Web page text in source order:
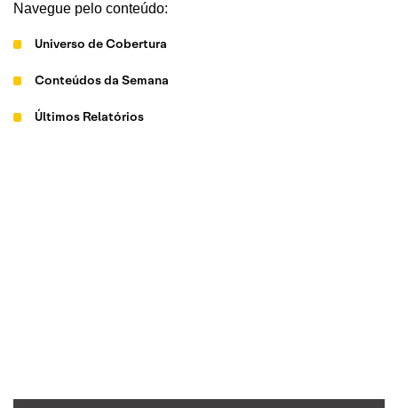
Navegue pelo conteúdo:
Universo de Cobertura
Conteúdos da Semana
Últimos Relatórios